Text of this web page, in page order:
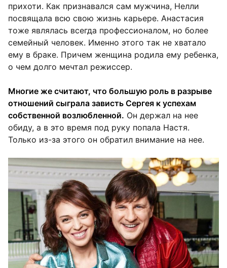
прихоти. Как признавался сам мужчина, Нелли
посвящала всю свою жизнь карьере. Анастасия
тоже являлась всегда профессионалом, но более
семейный человек. Именно этого так не хватало
ему в браке. Причем женщина родила ему ребенка,
о чем долго мечтал режиссер.
Многие же считают, что большую роль в разрыве
отношений сыграла зависть Сергея к успехам
собственной возлюбленной. Он держал на нее
обиду, а в это время под руку попала Настя.
Только из-за этого он обратил внимание на нее.